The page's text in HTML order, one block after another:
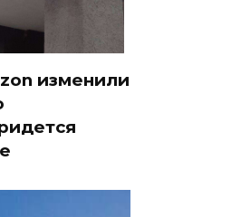
изменили